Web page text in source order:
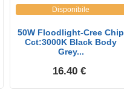
Disponibile
50W Floodlight-Cree Chip
Cct:3000K Black Body
Grey...
16.40 €